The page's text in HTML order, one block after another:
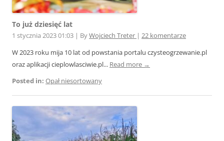
To już dziesięć lat
1 stycznia 2023 01:03 | ByWojciech Treter | 22 komentarze
W 2023 roku mija 10 lat od powstania portalu czysteogrzewanie.pl
oraz aplikacji cieplowlasciwie.pl... Read more →
Posted in: Opał niesortowany